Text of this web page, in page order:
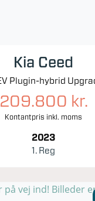
Kia Ceed
209.800 kr.
Kontantpris inkl. moms
2023
1. Reg